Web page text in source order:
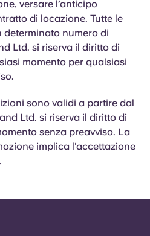
versare l’anticipo
di locazione. Tutte le
determinato numero di
Ltd. si riserva il diritto di
momento per qualsiasi
sono validi a partire dal
Ltd. si riserva il diritto di
senza preavviso. La
implica l'accettazione